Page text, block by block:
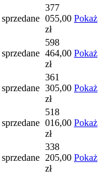
sprzedane
377
055,00
zł
Pokaż
sprzedane
598
464,00
zł
Pokaż
sprzedane
361
305,00
zł
Pokaż
sprzedane
518
016,00
zł
Pokaż
sprzedane
338
205,00
zł
Pokaż